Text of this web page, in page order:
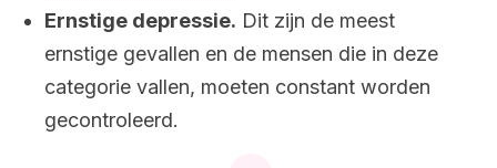
Ernstige depressie. Dit zijn de meest
ernstige gevallen en de mensen die in deze
categorie vallen, moeten constant worden
gecontroleerd.